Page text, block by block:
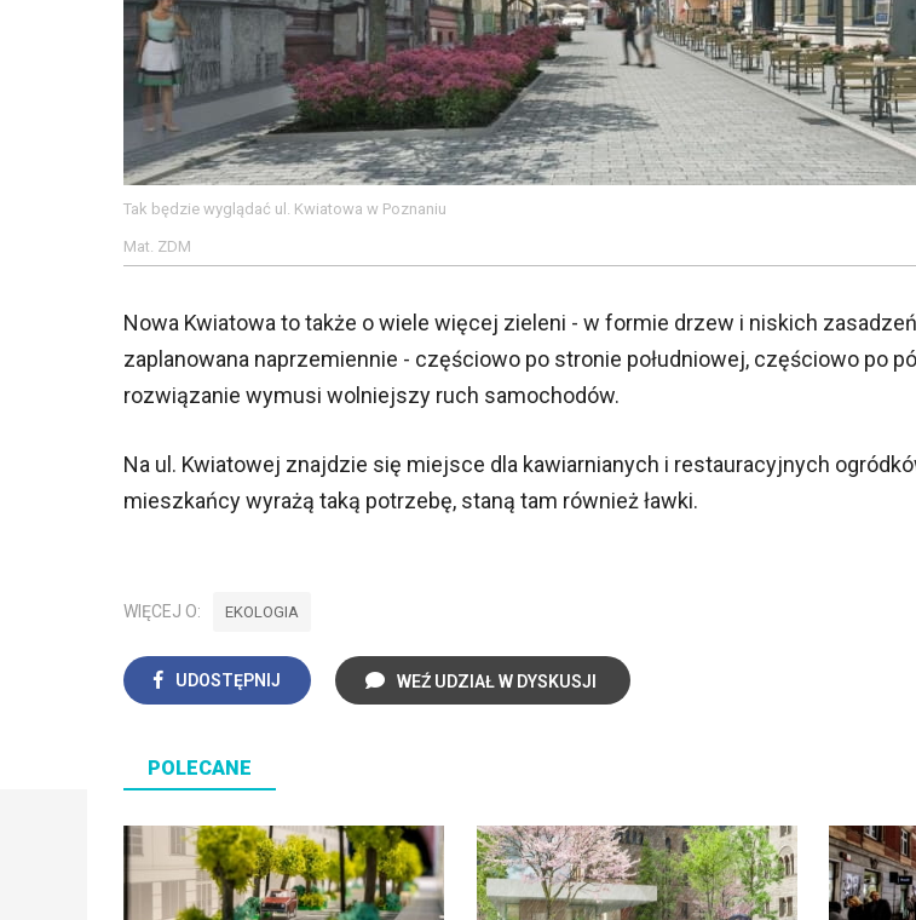
Tak będzie wyglądać ul. Kwiatowa w Poznaniu
Mat. ZDM
Nowa Kwiatowa to także o wiele więcej zieleni - w formie drzew i niskich
zaplanowana naprzemiennie - częściowo po stronie południowej, częściowo po
rozwiązanie wymusi wolniejszy ruch samochodów.
Na ul. Kwiatowej znajdzie się miejsce dla kawiarnianych i restauracyjnych
mieszkańcy wyrażą taką potrzebę, staną tam również ławki.
WIĘCEJ O: EKOLOGIA
UDOSTĘPNIJ WEŹ UDZIAŁ W DYSKUSJI
POLECANE